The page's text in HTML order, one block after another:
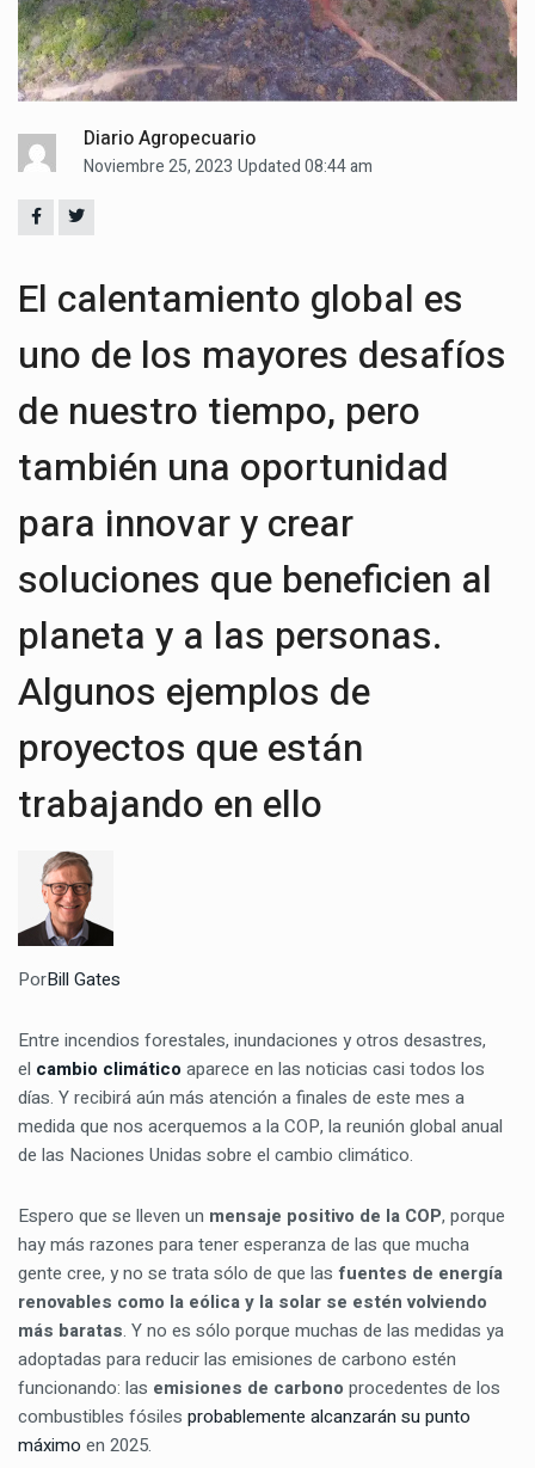
Diario Agropecuario
Noviembre 25, 2023 Updated 08:44 am
El calentamiento global es
uno de los mayores desafíos
de nuestro tiempo, pero
también una oportunidad
para innovar y crear
soluciones que beneficien al
planeta y a las personas.
Algunos ejemplos de
proyectos que están
trabajando en ello
PorBill Gates
Entre incendios forestales, inundaciones y otros desastres,
el cambio climático aparece en las noticias casi todos los
días. Y recibirá aún más atención a finales de este mes a
medida que nos acerquemos a la COP, la reunión global anual
de las Naciones Unidas sobre el cambio climático.
Espero que se lleven un mensaje positivo de la COP, porque
hay más razones para tener esperanza de las que mucha
gente cree, y no se trata sólo de que las fuentes de energía
renovables como la eólica y la solar se estén volviendo
más baratas. Y no es sólo porque muchas de las medidas ya
adoptadas para reducir las emisiones de carbono estén
funcionando: las emisiones de carbono procedentes de los
combustibles fósiles probablemente alcanzarán su punto
máximo en 2025.